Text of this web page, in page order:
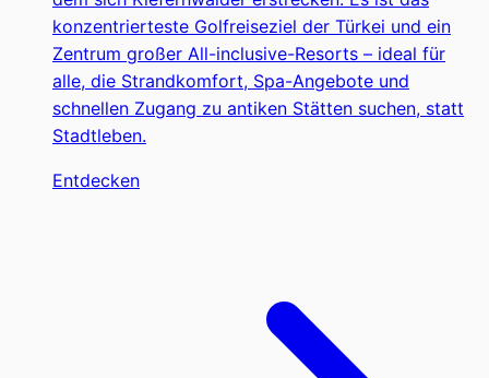
konzentrierteste Golfreiseziel der Türkei und ein
Zentrum großer All-inclusive-Resorts – ideal für
alle, die Strandkomfort, Spa-Angebote und
schnellen Zugang zu antiken Stätten suchen, statt
Stadtleben.
Entdecken